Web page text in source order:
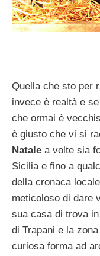
Quella che sto per
invece è realtà e
che ormai è
è giusto che vi si
Natale a volte sia
Sicilia e fino a
della cronaca
meticoloso di dare
sua casa di trova
di Trapani e la
curiosa forma ad